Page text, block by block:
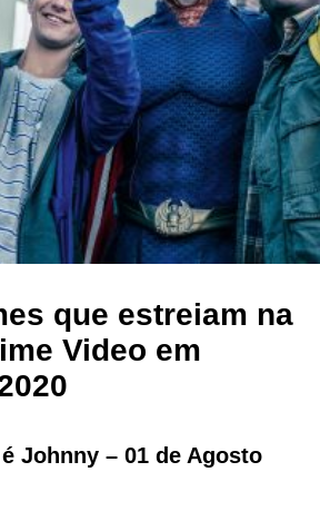
que estreiam na
Video em
Johnny – 01 de Agosto